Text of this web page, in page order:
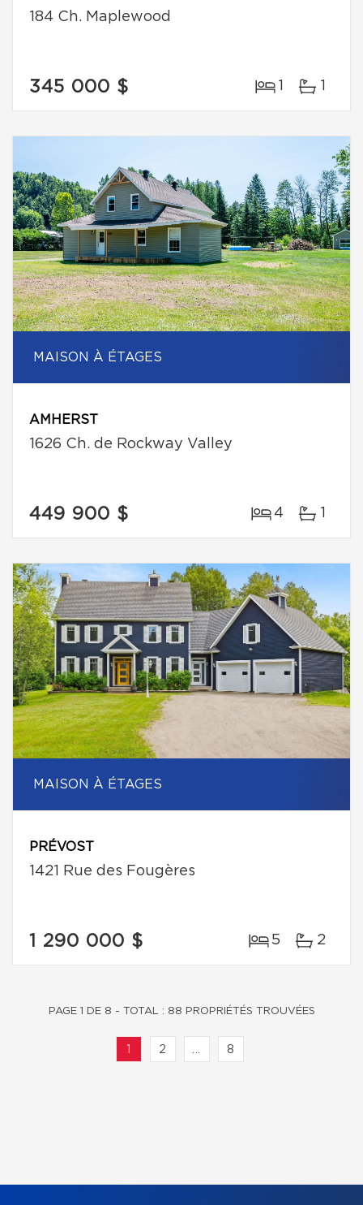
184 Ch. Maplewood
345 000 $ 1 1
MAISON À ÉTAGES
AMHERST
1626 Ch. de Rockway Valley
449 900 $ 4 1
MAISON À ÉTAGES
PRÉVOST
1421 Rue des Fougères
1 290 000 $ 5 2
2 ... 8
PAGE 1 DE 8 - TOTAL : 88 PROPRIÉTÉS TROUVÉES